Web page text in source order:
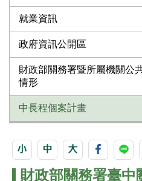
就業資訊
政府資訊公開區
財政部關務署暨所屬機關公
情形
中長程個案計畫
財政部關務署臺中